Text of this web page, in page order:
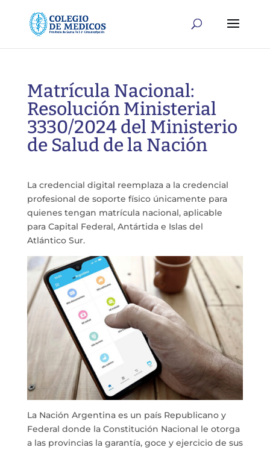
Matrícula Nacional:
Resolución Ministerial
3330/2024 del Ministerio
de Salud de la Nación
La credencial digital reemplaza a la credencial
profesional de soporte físico únicamente para
quienes tengan matrícula nacional, aplicable
para Capital Federal, Antártida e Islas del
Atlántico Sur.
La Nación Argentina es un país Republicano y
Federal donde la Constitución Nacional le otorga
a las provincias la garantía, goce y ejercicio de sus